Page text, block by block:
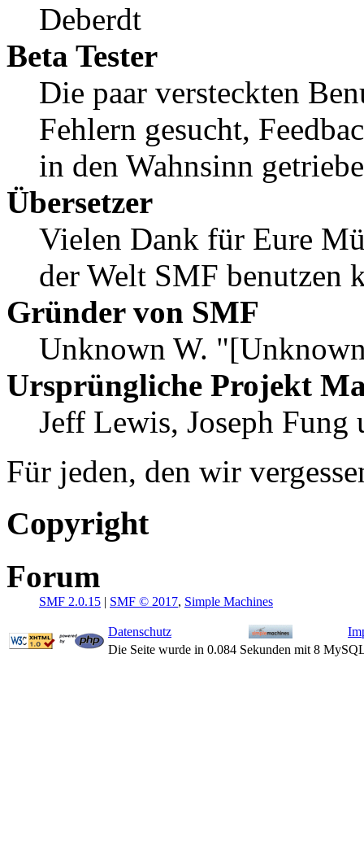
Deberdt
Beta Tester
Die paar versteckten
Fehlern gesucht,
in den Wahnsinn
Übersetzer
Vielen Dank für Eure
der Welt SMF benutzen
Gründer von SMF
Unknown W.
Ursprüngliche Projekt
Jeff Lewis, Joseph
Für jeden, den wir
Copyright
Forum
SMF 2.0.15 | SMF © 2017, Simple Machines
Datenschutz
Die Seite wurde in 0.084 Sekunden mit 8